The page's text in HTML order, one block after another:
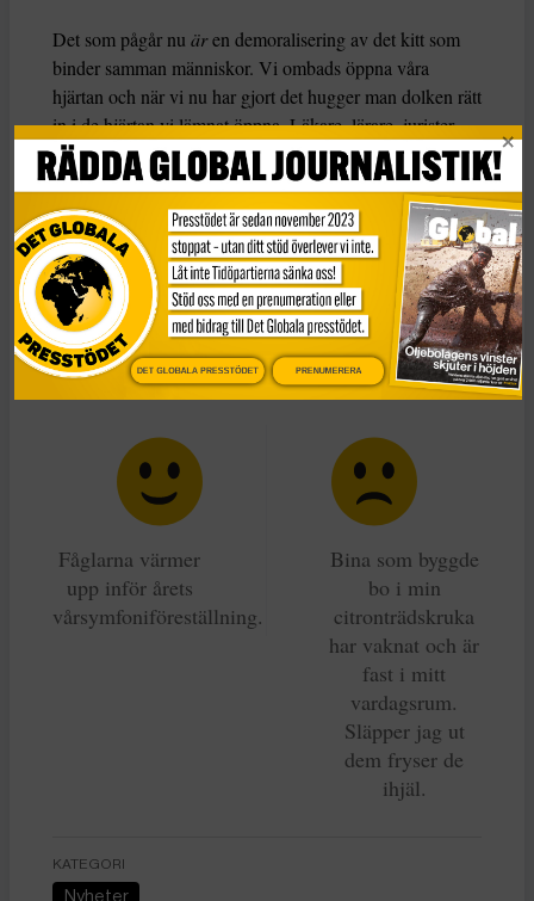
Det som pågår nu ären demoralisering av det kitt som
binder samman människor. Vi ombads öppna våra
hjärtan och när vi nu har gjort det hugger man dolken rätt
in i de hjärtan vi lämnat öppna. Läkare, lärare, jurister,
socionomer, pensionärer, klasskamrater, församlingsbor:
vi står här och blöder medan våra vänner skickas iväg
eller själva lämnar Sverige för att sova under broarna i
Paris eller Berlin.
Medan Sverige satt medmänskligheten på paus i ett
andrum som ter sig alltmer permanent går barn och unga
under omkring oss. Och vi låter det ske med vidöppna
ögon.
Fåglarna värmer
upp inför årets
vårsymfoniföreställning.
Bina som byggde
bo i min
citronträdskruka
har vaknat och är
fast i mitt
vardagsrum.
Släpper jag ut
dem fryser de
ihjäl.
KATEGORI
Nyheter
DET GLOBALA PRESSTÖDET PRENUMERERA